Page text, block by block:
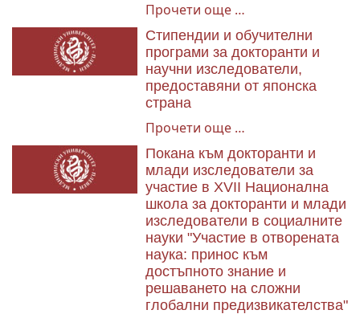
Прочети още …
Стипендии и обучителни
програми за докторанти и
научни изследователи,
предоставяни от японска
страна
Прочети още …
Покана към докторанти и
млади изследователи за
участие в XVII Национална
школа за докторанти и млади
изследователи в социалните
науки "Участие в отворената
наука: принос към
достъпното знание и
решаването на сложни
глобални предизвикателства"